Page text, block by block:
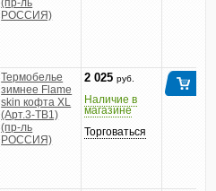
(пр-ль
РОССИЯ)
Термобелье
зимнее Flame
skin кофта XL
(Арт.3-TB1)
(пр-ль
РОССИЯ)
2 025 руб.
Наличие в
магазине
Торговаться